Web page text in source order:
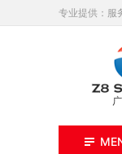
专业提供：服